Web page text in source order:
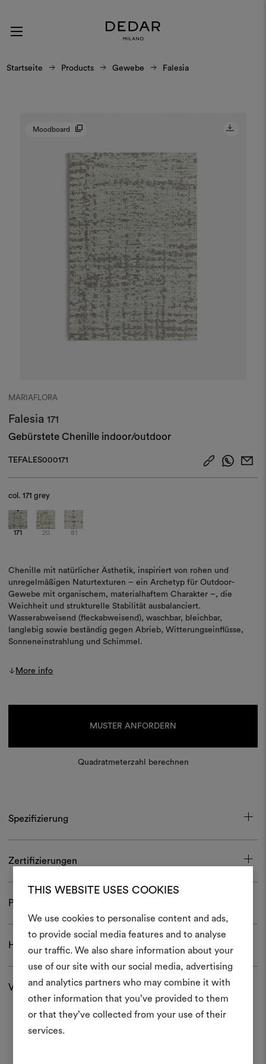
THIS WEBSITE USES COOKIES
We use cookies to personalise content and ads,
to provide social media features and to analyse
our traffic. We also share information about your
use of our site with our social media, advertising
and analytics partners who may combine it with
other information that you’ve provided to them
or that they’ve collected from your use of their
services.
Startseite Products Gewebe Falesia
Moodboard
MARIAFLORA
Falesia171
Gebürstete Chenille indoor/outdoor
TEFALES000171
col.171 grey
171 20 81
Chenille mit natürlicher Ästhetik, inspiriert von rohen und
unregelmäßigen Naturtexturen – ein Archetyp für Outdoor-
Gewebe mit organischem, materialhaftem Charakter –, die
Weichheit und strukturelle Stabilität ausbalanciert.
Wasserabweisend (fleckabweisend), waschbar, bleichbar,
langlebig sowie beständig gegen Abrieb, Witterungseinflüsse,
Sonneneinstrahlung und Schimmel.
More info
MUSTER ANFORDERN
Quadratmeterzahl berechnen
Spezifizierung
Zertifizierungen
Pflege und Gebrauch
Herunterladen
Versand und Rücksendungen
Ein
erstellen
Ein interaktives Tool, mit
Ideen zum Leben
anderen teilen können,